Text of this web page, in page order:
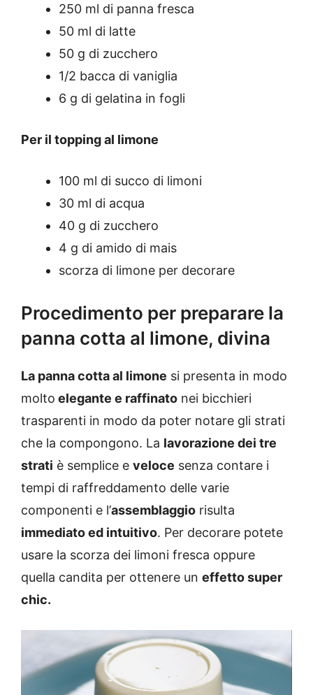
250 ml di panna fresca
50 ml di latte
50 g di zucchero
1/2 bacca di vaniglia
6 g di gelatina in fogli
Per il topping al limone
100 ml di succo di limoni
30 ml di acqua
40 g di zucchero
4 g di amido di mais
scorza di limone per decorare
Procedimento per preparare la
panna cotta al limone, divina
La panna cotta al limone si presenta in modo
molto elegante e raffinato nei bicchieri
trasparenti in modo da poter notare gli strati
che la compongono. La lavorazione dei tre
strati è semplice e veloce senza contare i
tempi di raffreddamento delle varie
componenti e l’assemblaggio risulta
immediato ed intuitivo. Per decorare potete
usare la scorza dei limoni fresca oppure
quella candita per ottenere un effetto super
chic.